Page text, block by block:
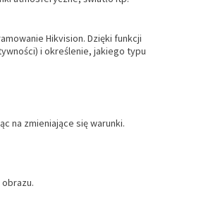
Hikvision. Dzięki funkcji
i określenie, jakiego typu
na zmieniające się warunki.